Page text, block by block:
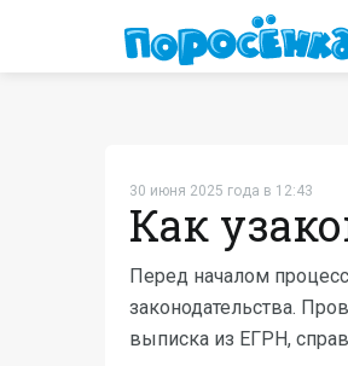
30 июня 2025 года в 12:43
Как
Перед началом
законодательства.
выписка из ЕГРН,